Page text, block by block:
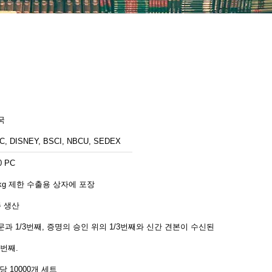
DISNEY, BSCI, NBCU, SEDEX
PC
제한 수출용 상자에 포장
생산
과 1/3번째, 증명의 승인 위의 1/3번째와 신간 견본이 수신된
째.
10000개 세트